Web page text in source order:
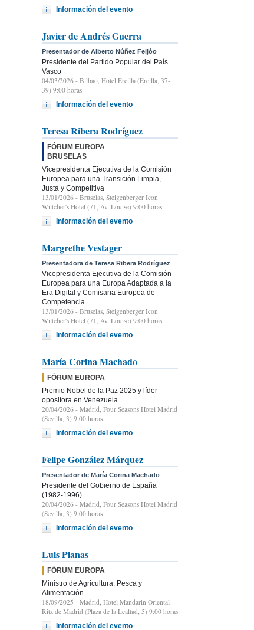
Información del evento
Javier de Andrés Guerra
Presentador de Alberto Núñez Feijóo
Presidente del Partido Popular del País
Vasco
04/03/2026 - Bilbao, Hotel Ercilla (Ercilla, 37-
39) 9:00 horas
Información del evento
Teresa Ribera Rodríguez
FÓRUM EUROPA
BRUSELAS
Vicepresidenta Ejecutiva de la Comisión
Europea para una Transición Limpia,
Justa y Competitiva
13/01/2026 - Bruselas, Steigenberger Icon
Wiltcher's Hotel (71, Av. Louise) 9:00 horas
Información del evento
Margrethe Vestager
Presentadora de Teresa Ribera Rodríguez
Vicepresidenta Ejecutiva de la Comisión
Europea para una Europa Adaptada a la
Era Digital y Comisaria Europea de
Competencia
13/01/2026 - Bruselas, Steigenberger Icon
Wiltcher's Hotel (71, Av. Louise) 9:00 horas
Información del evento
María Corina Machado
FÓRUM EUROPA
Premio Nobel de la Paz 2025 y líder
opositora en Venezuela
20/04/2026 - Madrid, Four Seasons Hotel Madrid
(Sevilla, 3) 9.00 horas
Información del evento
Felipe González Márquez
Presentador de María Corina Machado
Presidente del Gobierno de España
(1982-1996)
20/04/2026 - Madrid, Four Seasons Hotel Madrid
(Sevilla, 3) 9.00 horas
Información del evento
Luis Planas
FÓRUM EUROPA
Ministro de Agricultura, Pesca y
Alimentación
18/09/2025 - Madrid, Hotel Mandarin Oriental
Ritz de Madrid (Plaza de la Lealtad, 5) 9:00 horas
Información del evento